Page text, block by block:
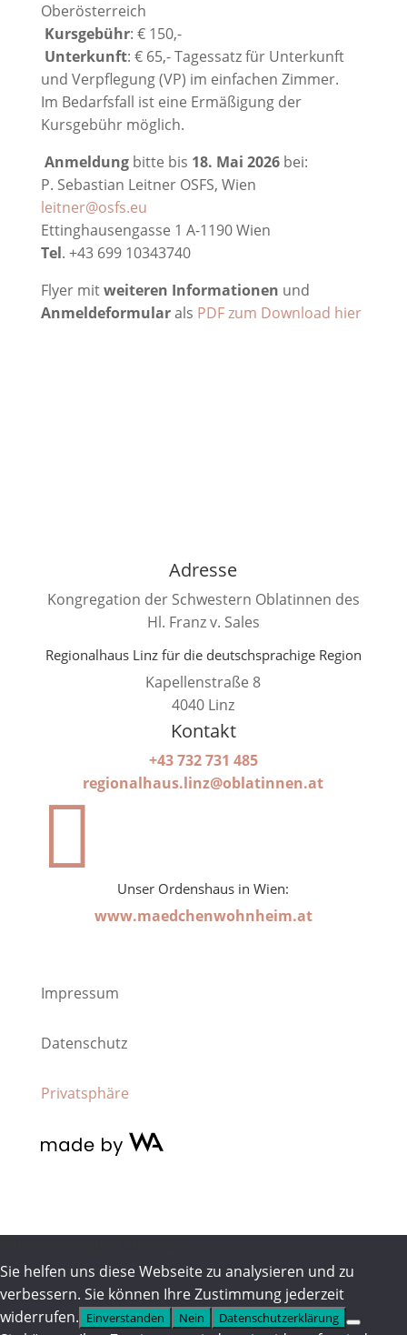
Oberösterreich
Kursgebühr: € 150,-
Unterkunft: € 65,- Tagessatz für Unterkunft
und Verpflegung (VP) im einfachen Zimmer.
Im Bedarfsfall ist eine Ermäßigung der
Kursgebühr möglich.
Anmeldungbitte bis 18. Mai 2026bei:
P. Sebastian Leitner OSFS, Wien
leitner@osfs.eu
Ettinghausengasse 1 A-1190 Wien
Tel. +43 699 10343740
Flyer mitweiteren Informationen und
Anmeldeformularals PDF zum Download hier
Adresse
Kongregation der Schwestern Oblatinnen des
Hl. Franz v. Sales
Regionalhaus Linz für die deutschsprachige Region​
Kapellenstraße 8
4040 Linz
Kontakt
+43 732 731 485
regionalhaus.linz@oblatinnen.at

Unser Ordenshaus in Wien:
www.maedchenwohnheim.at
Impressum
Datenschutz
Privatsphäre
Sie helfen uns diese Webseite zu analysieren und zu
verbessern. Sie können Ihre Zustimmung jederzeit
widerrufen. Einverstanden Nein Datenschutzerklärung